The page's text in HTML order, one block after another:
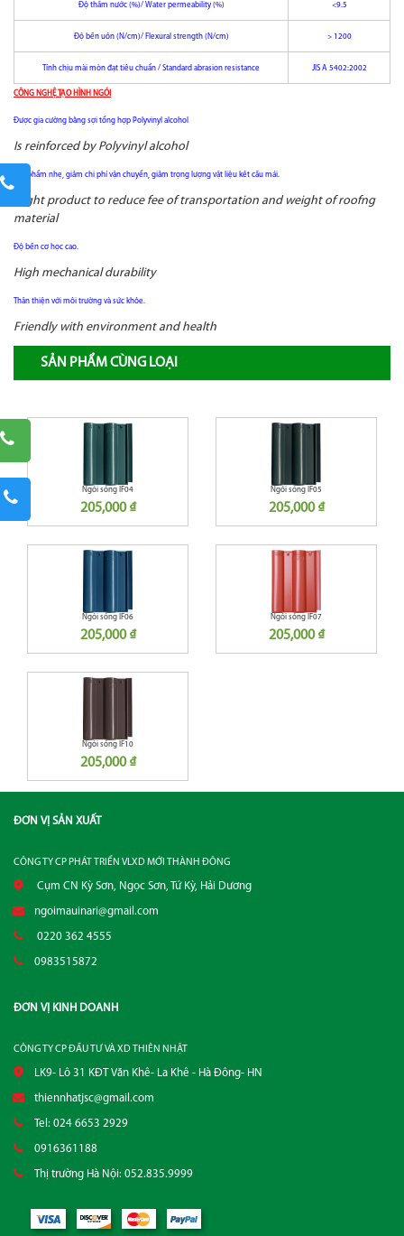
Độ thấm nước (%)/ Water permeability (%) <9.5
Độ bền uốn (N/cm)/ Flexural strength (N/cm) > 1200
Tính chịu mài mòn đạt tiêu chuẩn / Standard abrasion resistance JIS A 5402:2002
CÔNG NGHỆ TẠO HÌNH NGÓI
Được gia cường bằng sợi tổng hợp Polyvinyl alcohol
Is reinforced by Polyvinyl alcohol
Sản phẩm nhẹ, giảm chi phí vận chuyển, giảm trọng lượng vật liệu kết cấu mái.
Slight product to reduce fee of transportation and weight of roofng
material
Độ bền cơ học cao.
High mechanical durability
Thân thiện với môi trường và sức khỏe.
Friendly with environment and health
SẢN PHẨM CÙNG LOẠI
Ngói sóng IF04
205,000 ₫
Ngói sóng IF05
205,000 ₫
Ngói sóng IF06
205,000 ₫
Ngói sóng IF07
205,000 ₫
Ngói sóng IF10
205,000 ₫
ĐƠN VỊ SẢN XUẤT
CÔNG TY CP PHÁT TRIỂN VLXD MỚI THÀNH ĐÔNG
Cụm CN Kỳ Sơn, Ngọc Sơn, Tứ Kỳ, Hải Dương
ngoimauinari@gmail.com
0220 362 4555
0983515872
ĐƠN VỊ KINH DOANH
CÔNG TY CP ĐẦU TƯ VÀ XD THIÊN NHẬT
LK9- Lô 31 KĐT Văn Khê- La Khê - Hà Đông- HN
thiennhatjsc@gmail.com
Tel: 024 6653 2929
0916361188
Thị trường Hà Nội: 052.835.9999